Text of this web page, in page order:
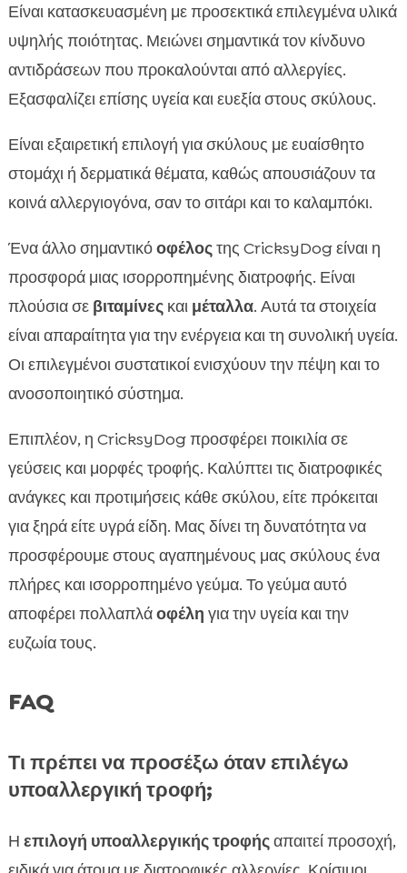
Είναι κατασκευασμένη με προσεκτικά επιλεγμένα υλικά
υψηλής ποιότητας. Μειώνει σημαντικά τον κίνδυνο
αντιδράσεων που προκαλούνται από αλλεργίες.
Εξασφαλίζει επίσης υγεία και ευεξία στους σκύλους.
Είναι εξαιρετική επιλογή για σκύλους με ευαίσθητο
στομάχι ή δερματικά θέματα, καθώς απουσιάζουν τα
κοινά αλλεργιογόνα, σαν το σιτάρι και το καλαμπόκι.
Ένα άλλο σημαντικόοφέλοςτης CricksyDog είναι η
προσφορά μιας ισορροπημένης διατροφής. Είναι
πλούσια σε βιταμίνεςκαι μέταλλα. Αυτά τα στοιχεία
είναι απαραίτητα για την ενέργεια και τη συνολική υγεία.
Οι επιλεγμένοι συστατικοί ενισχύουν την πέψη και το
ανοσοποιητικό σύστημα.
Επιπλέον, η CricksyDog προσφέρει ποικιλία σε
γεύσεις και μορφές τροφής. Καλύπτει τις διατροφικές
ανάγκες και προτιμήσεις κάθε σκύλου, είτε πρόκειται
για ξηρά είτε υγρά είδη. Μας δίνει τη δυνατότητα να
προσφέρουμε στους αγαπημένους μας σκύλους ένα
πλήρες και ισορροπημένο γεύμα. Το γεύμα αυτό
αποφέρει πολλαπλάοφέλη για την υγεία και την
ευζωία τους.
FAQ
Τι πρέπει να προσέξω όταν επιλέγω
υποαλλεργική τροφή;
Η επιλογή υποαλλεργικής τροφήςαπαιτεί προσοχή,